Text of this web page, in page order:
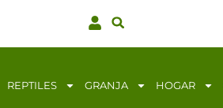
REPTILES GRANJA HOGAR